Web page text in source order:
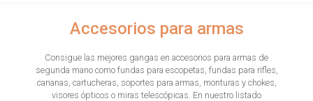
ARMAS CORTAS
Accesorios para armas
Consigue las mejores gangas en accesorios para armas de
segunda mano como fundas para escopetas, fundas para rifles,
cananas, cartucheras, soportes para armas, monturas y chokes,
visores ópticos o miras telescópicas. En nuestro listado